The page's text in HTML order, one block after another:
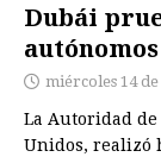
Dubái
miércoles 14
La Autoridad
Unidos, realizó